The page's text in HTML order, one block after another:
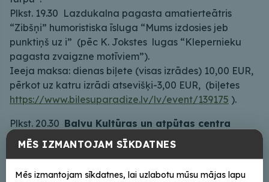
Plkst. 19.30 Lazdukalna pagasta amatierteātris
“Zibšņi” humoristiska īsluga “Mums izdosies jeb
punktiņš uz i” (pēc K. Jokstes lugas “Klepernieku
pagasta zvaigzne motīviem”).
Ieeja maksa: dienas biļete (visas izrādes) 10,00 EUR,
pērkot uz katru izrādi atsevišķi-3,00 EUR, (biļetes
https://www.bilesuparadize.lv/lv/event/139175 ).
Plkst. 20.30 Balvu Kultūras un atpūtas centra
Teātra studija Anita Grīniece “Mazpilsētas
MĒS IZMANTOJAM SĪKDATNES
Mēs izmantojam sīkdatnes, lai uzlabotu mūsu mājas lapu